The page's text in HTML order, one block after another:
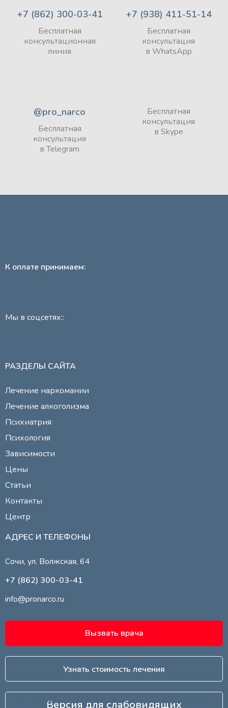
+7 (862) 300-03-41
Бесплатная
консультационная
линия
+7 (938) 411-51-14
Бесплатная
консультация
в WhatsApp
@pro_narco
Бесплатная
консультация
в Telegram
Бесплатная
консультация
в Skype
К оплате принимаем:
Мы в соцсетях::
РАЗДЕЛЫ САЙТА
Лечение наркомании
Лечение алкоголизма
Психиатрия
Психология
Зависимости
Цены
Статьи
Контакты
Центр
АДРЕС И ТЕЛЕФОНЫ
Сочи, ул. Волжская, 64
+7 (862) 300-03-41
info@pronarco.ru
Вызвать врача
Узнать стоимость лечения
Версия для слабовидящих
WhatsApp Позвонить